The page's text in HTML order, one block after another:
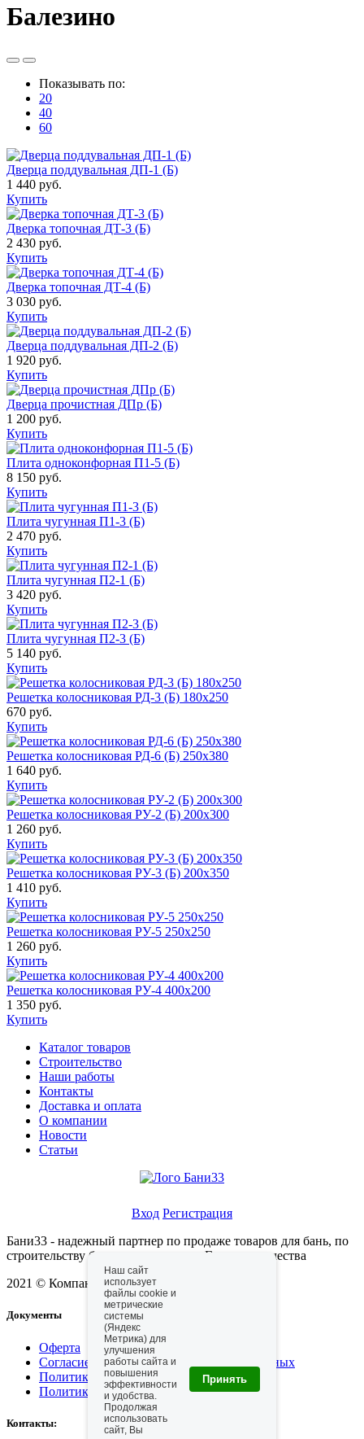
Балезино
Показывать по:
20
40
60
Дверца поддувальная ДП-1 (Б)
1 440 руб.
Купить
Дверка топочная ДТ-3 (Б)
2 430 руб.
Купить
Дверка топочная ДТ-4 (Б)
3 030 руб.
Купить
Дверца поддувальная ДП-2 (Б)
1 920 руб.
Купить
Дверца прочистная ДПр (Б)
1 200 руб.
Купить
Плита одноконфорная П1-5 (Б)
8 150 руб.
Купить
Плита чугунная П1-3 (Б)
2 470 руб.
Купить
Плита чугунная П2-1 (Б)
3 420 руб.
Купить
Плита чугунная П2-3 (Б)
5 140 руб.
Купить
Решетка колосниковая РД-3 (Б) 180х250
670 руб.
Купить
Решетка колосниковая РД-6 (Б) 250х380
1 640 руб.
Купить
Решетка колосниковая РУ-2 (Б) 200х300
1 260 руб.
Купить
Решетка колосниковая РУ-3 (Б) 200х350
1 410 руб.
Купить
Решетка колосниковая РУ-5 250х250
1 260 руб.
Купить
Решетка колосниковая РУ-4 400х200
1 350 руб.
Купить
Каталог товаров
Строительство
Наши работы
Контакты
Доставка и оплата
О компании
Новости
Статьи
Вход Регистрация
Бани33 - надежный партнер по продаже товаров для бань, по
строительству бань, саун, хамамов. Гарантия качества
2021 © Компания "Бани33"
Документы
Оферта
Согласие на обработку персональных данных
Политика конфидициальности
Политика использования cookie
Контакты:
Наш сайт
использует
файлы cookie и
метрические
системы
(Яндекс
Метрика) для
улучшения
работы сайта и
повышения
эффективности
и удобства.
Продолжая
использовать
сайт, Вы
Принять